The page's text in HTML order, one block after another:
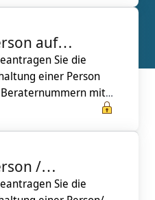
of your data.
for example,
to future
advisor.
together.
auf
Sie die
einer Person
mit
/
/
Sie die